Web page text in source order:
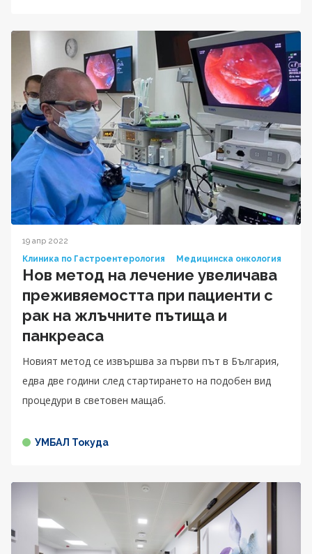
19 апр 2022
Клиника по Гастроентерология
Медицинска онкология
Нов метод на лечение увеличава
преживяемостта при пациенти с
рак на жлъчните пътища и
панкреаса
Новият метод се извършва за първи път в България,
едва две години след стартирането на подобен вид
процедури в световен мащаб.
УМБАЛ Токуда